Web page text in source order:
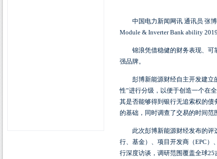
中国电力新闻网讯 通讯员 张博
Module & Inverter Bank ability
锦浪凭借稳健的财务表现、可
强品牌。
彭博新能源财经自主开发建立
性”进行分级，以便于创造一个在
其是否能够得到银行无追索权的
的基础，同时调查了交易的时间
此次彭博新能源财经发布的评
行、基金）、项目开发商（EPC ）
行深度访谈，调研范围覆盖全球25